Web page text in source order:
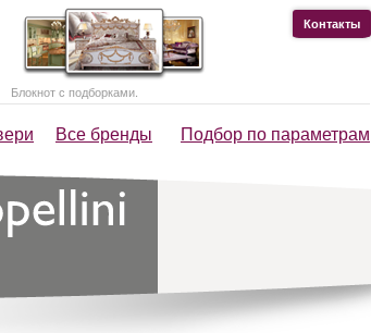
Все бренды Подбор по параметрам
Контакты
Блокнот с подборками.